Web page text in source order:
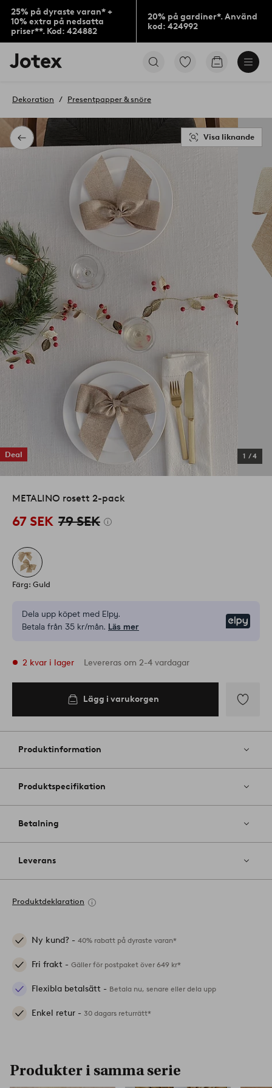
25% på dyraste varan* +
10% extra på nedsatta
priser**. Kod: 424882
20% på gardiner*. Använd
kod: 424992
Jotex
logotyp
till
Gå
Gå
Tillbaka
Dekoration Presentpapper & snöre
Deal 1 /4
Visa liknande
METALINO rosett 2-pack
67 SEK 79 SEK
Färg: Guld
Dela upp köpet med Elpy.
Betala från 35 kr/mån. Läs mer
2 kvar i lager Levereras om 2-4 vardagar
Lägg i varukorgen
till
favoriter
Produktinformation
Produktspecifikation
Betalning
Leverans
Produktdeklaration
Ny kund? - 40% rabatt på dyraste varan*
Fri frakt - Gäller för postpaket över 649 kr*
Flexibla betalsätt - Betala nu, senare eller dela upp
Enkel retur - 30 dagars returrätt*
Produkter i samma serie